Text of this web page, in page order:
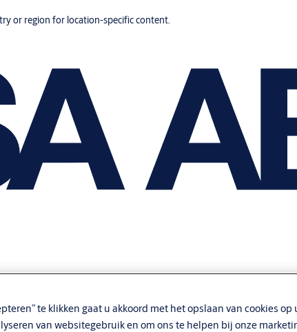
or region for location-specific content.
te klikken gaat u akkoord met het opslaan van cookies
van websitegebruik en om ons te helpen bij onze